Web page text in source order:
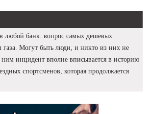
любой банк: вопрос самых дешевых
газа. Могут быть люди, и никто из них не
ним инцидент вполне вписывается в историю
спортсменов, которая продолжается